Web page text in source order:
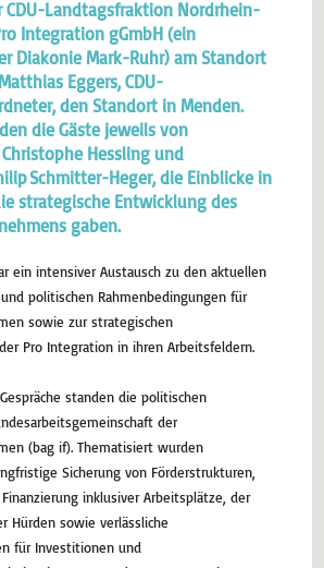
CDU-Landtagsfraktion Nordrhein-
Integration gGmbH (ein
Diakonie Mark-Ruhr) am Standort
Eggers, CDU-
den Standort in Menden.
die Gäste jeweils von
Hessling und
Schmitter-Heger, die Einblicke in
strategische Entwicklung des
gaben.
ein intensiver Austausch zu den aktuellen
politischen Rahmenbedingungen für
sowie zur strategischen
Pro Integration in ihren Arbeitsfeldern.
standen die politischen
der
(bag if). Thematisiert wurden
Sicherung von Förderstrukturen,
inklusiver Arbeitsplätze, der
Hürden sowie verlässliche
für Investitionen und